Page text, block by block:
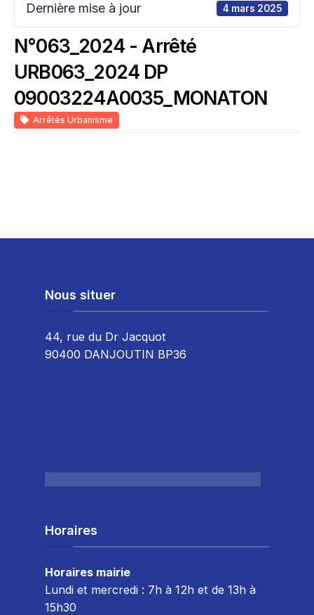
Dernière mise à jour 4 mars 2025
N°063_2024 - Arrêté
URB063_2024 DP
09003224A0035_MONATON
Arrêtés Urbanisme
Nous situer
44, rue du Dr Jacquot
90400 DANJOUTIN BP36
Horaires
Horaires mairie
Lundi et mercredi : 7h à 12h et de 13h à
15h30